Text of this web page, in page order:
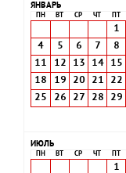
ЯНВАРЬ
ПН ВТ СР ЧТ
1
4
5 6 7 8
11
12 13 14 15
18
19 20 21 22
25
26 27 28 29
ИЮЛЬ
ПН ВТ СР ЧТ
1